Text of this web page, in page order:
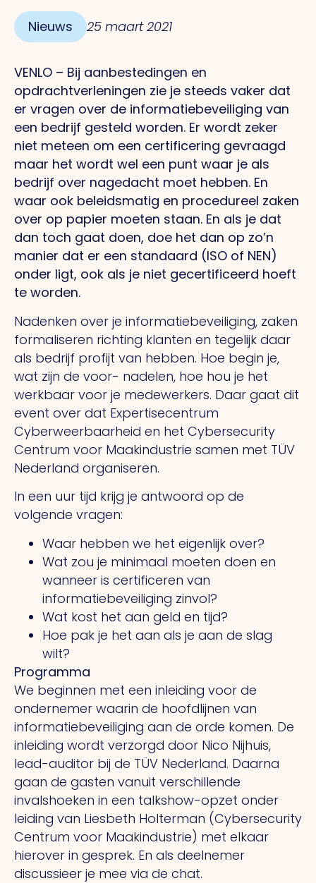
Nieuws 25 maart 2021
VENLO – Bij aanbestedingen en
opdrachtverleningen zie je steeds vaker dat
er vragen over de informatiebeveiliging van
een bedrijf gesteld worden. Er wordt zeker
niet meteen om een certificering gevraagd
maar het wordt wel een punt waar je als
bedrijf over nagedacht moet hebben. En
waar ook beleidsmatig en procedureel zaken
over op papier moeten staan. En als je dat
dan toch gaat doen, doe het dan op zo’n
manier dat er een standaard (ISO of NEN)
onder ligt, ook als je niet gecertificeerd hoeft
te worden.
Nadenken over je informatiebeveiliging, zaken
formaliseren richting klanten en tegelijk daar
als bedrijf profijt van hebben. Hoe begin je,
wat zijn de voor- nadelen, hoe hou je het
werkbaar voor je medewerkers. Daar gaat dit
event over dat Expertisecentrum
Cyberweerbaarheid en het Cybersecurity
Centrum voor Maakindustrie samen met TÜV
Nederland organiseren.
In een uur tijd krijg je antwoord op de
volgende vragen:
Waar hebben we het eigenlijk over?
Wat zou je minimaal moeten doen en
wanneer is certificeren van
informatiebeveiliging zinvol?
Wat kost het aan geld en tijd?
Hoe pak je het aan als je aan de slag
wilt?
Programma
We beginnen met een inleiding voor de
ondernemer waarin de hoofdlijnen van
informatiebeveiliging aan de orde komen. De
inleiding wordt verzorgd door Nico Nijhuis,
lead-auditor bij de TÜV Nederland. Daarna
gaan de gasten vanuit verschillende
invalshoeken in een talkshow-opzet onder
leiding van Liesbeth Holterman (Cybersecurity
Centrum voor Maakindustrie) met elkaar
hierover in gesprek. En als deelnemer
discussieer je mee via de chat.